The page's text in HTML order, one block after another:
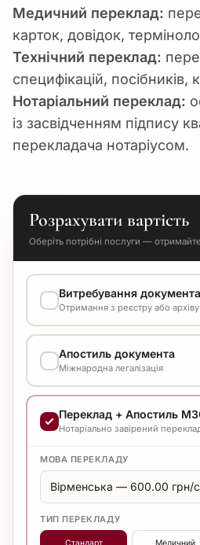
Медичний переклад:
карток, довідок,
Технічний переклад:
специфікацій, посібників,
Нотаріальний переклад:
із засвідченням підпису
перекладача нотаріусом.
Розрахувати вартість
Оберіть потрібні послуги —
Витребування документа
Отримання з реєстру або архіву
ВАРІАНТ ВИКОНАННЯ
Уточнюйте вартість у менеджера
Апостиль документа
Міжнародна легалізація
ВАРІАНТ ВИКОНАННЯ
Уточнюйте вартість у менеджера
Переклад + Апостиль
Нотаріально завірений
МОВА ПЕРЕКЛАДУ
ТИП ПЕРЕКЛАДУ